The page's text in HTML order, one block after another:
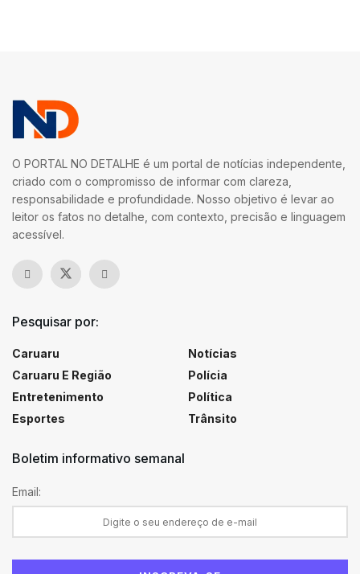
O PORTAL NO DETALHE é um portal de notícias independente,
criado com o compromisso de informar com clareza,
responsabilidade e profundidade. Nosso objetivo é levar ao
leitor os fatos no detalhe, com contexto, precisão e linguagem
acessível.
Pesquisar por:
Caruaru
Caruaru E Região
Entretenimento
Esportes
Notícias
Polícia
Política
Trânsito
Boletim informativo semanal
Email: